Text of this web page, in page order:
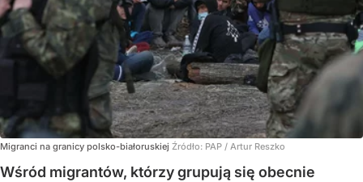
Migranci na granicy polsko-białoruskiej Źródło: PAP / Artur Reszko
Wśród migrantów, którzy grupują się obecnie